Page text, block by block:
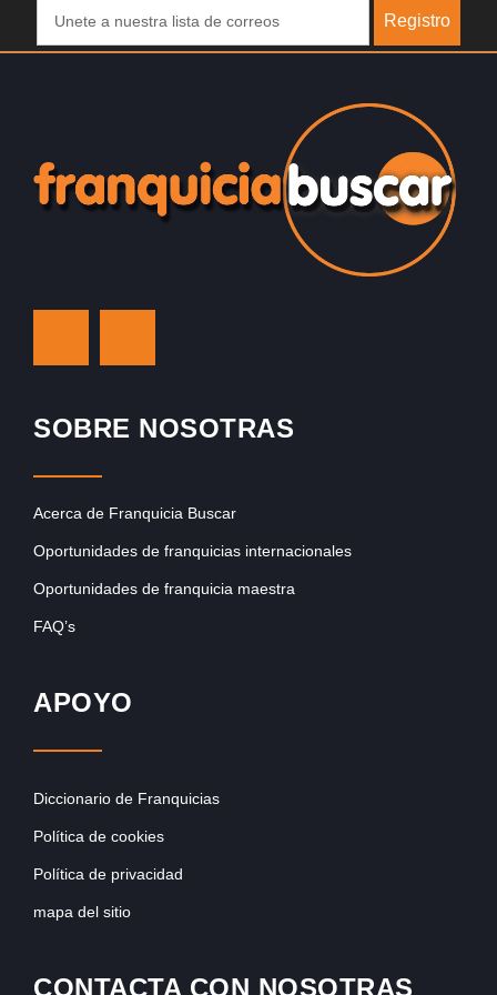
Registro
SOBRE NOSOTRAS
Acerca de Franquicia Buscar
Oportunidades de franquicias internacionales
Oportunidades de franquicia maestra
FAQ’s
APOYO
Diccionario de Franquicias
Política de cookies
Política de privacidad
mapa del sitio
CONTACTA CON NOSOTRAS